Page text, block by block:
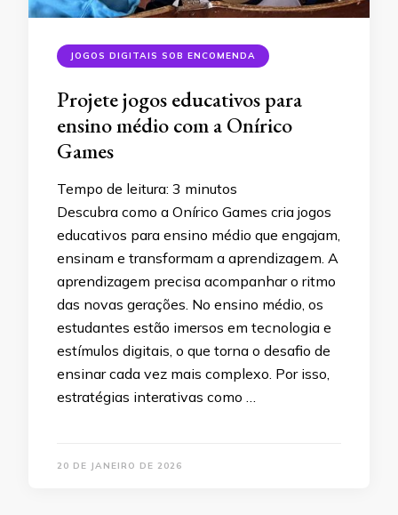
JOGOS DIGITAIS SOB ENCOMENDA
Projete jogos educativos para
ensino médio com a Onírico
Games
Tempo de leitura: 3 minutos
Descubra como a Onírico Games cria jogos
educativos para ensino médio que engajam,
ensinam e transformam a aprendizagem. A
aprendizagem precisa acompanhar o ritmo
das novas gerações. No ensino médio, os
estudantes estão imersos em tecnologia e
estímulos digitais, o que torna o desafio de
ensinar cada vez mais complexo. Por isso,
estratégias interativas como …
20 DE JANEIRO DE 2026